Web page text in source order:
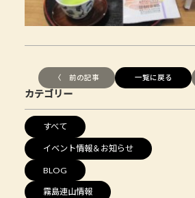
〈 前の記事 一覧に戻る
カテゴリー
すべて
イベント情報＆お知らせ
BLOG
霧島連山情報